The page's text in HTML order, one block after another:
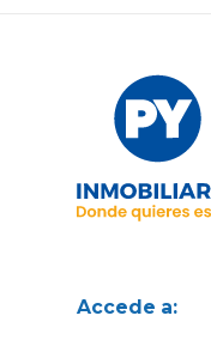
Accede a: